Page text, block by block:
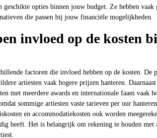
opties binnen jouw budget. Ze hebben vaak
die passen bij jouw financiële mogelijkheden.
invloed op de kosten
factoren die invloed hebben op de kosten. De
artiesten vaak hogere prijzen hanteren.
met meerdere awards en internationale faam vaak
sommige artiesten vaste tarieven per uur
en accommodatiekosten ook worden
heeft. Het is belangrijk om rekening te houden met